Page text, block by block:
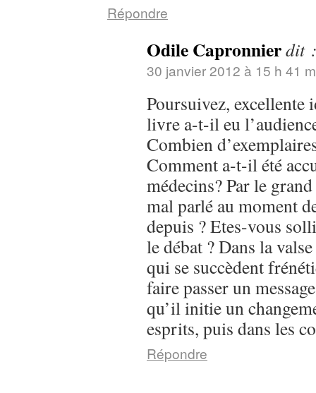
Répondre
Odile Capronnierdit
30 janvier 2012 à 15 h 41
Poursuivez, excellente
livre a-t-il eu
Combien
Comment a-t-il été
médecins? Par le
mal parlé au moment
depuis ? Etes-vous
le débat ? Dans la
qui se succèdent
faire passer un
qu’il initie un
esprits, puis dans les
Répondre